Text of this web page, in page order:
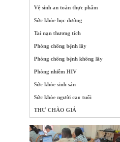
Vệ sinh an toàn thực phẩm
Sức khỏe học đường
Tai nạn thương tích
Phòng chống bệnh lây
Phòng chống bệnh không lây
Phòng nhiễm HIV
Sức khỏe sinh sản
Sức khỏe người cao tuổi
THƯ CHÀO GIÁ